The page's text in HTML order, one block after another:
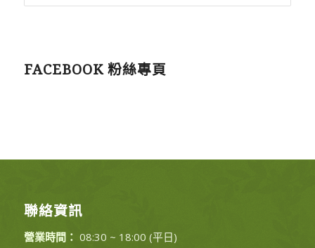
FACEBOOK 粉絲專頁
聯絡資訊
營業時間： 08:30 ~ 18:00 (平日)